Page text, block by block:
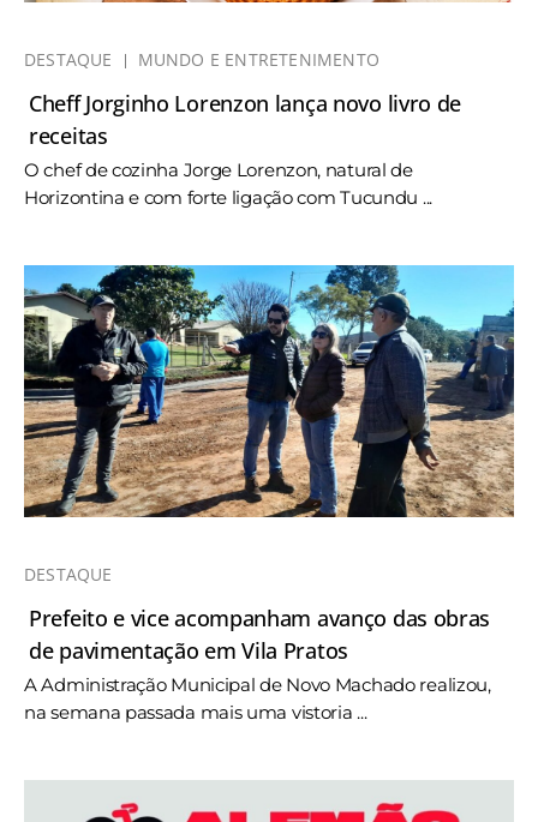
DESTAQUE MUNDO E ENTRETENIMENTO
Cheff Jorginho Lorenzon lança novo livro de
receitas
O chef de cozinha Jorge Lorenzon, natural de
Horizontina e com forte ligação com Tucundu ...
DESTAQUE
Prefeito e vice acompanham avanço das obras
de pavimentação em Vila Pratos
A Administração Municipal de Novo Machado realizou,
na semana passada mais uma vistoria ...